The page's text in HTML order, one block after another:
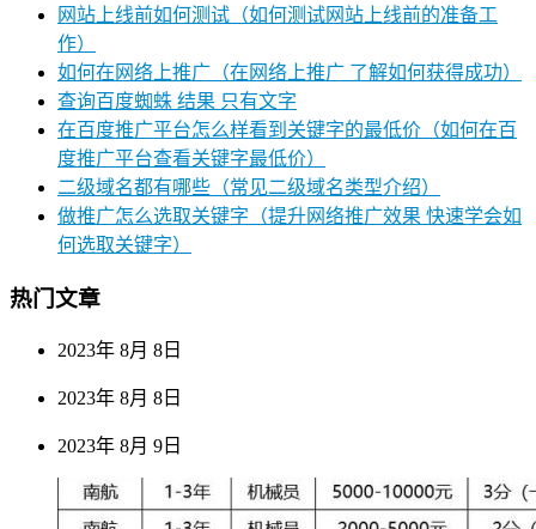
网站上线前如何测试（如何测试网站上线前的准备工
作）
如何在网络上推广（在网络上推广 了解如何获得成功）
查询百度蜘蛛 结果 只有文字
在百度推广平台怎么样看到关键字的最低价（如何在百
度推广平台查看关键字最低价）
二级域名都有哪些（常见二级域名类型介绍）
做推广怎么选取关键字（提升网络推广效果 快速学会如
何选取关键字）
热门文章
2023年 8月 8日
2023年 8月 8日
2023年 8月 9日